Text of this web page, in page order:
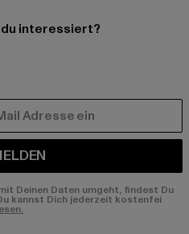
interessiert?
Deinen Daten umgeht, findest Du
kannst Dich jederzeit kostenfei